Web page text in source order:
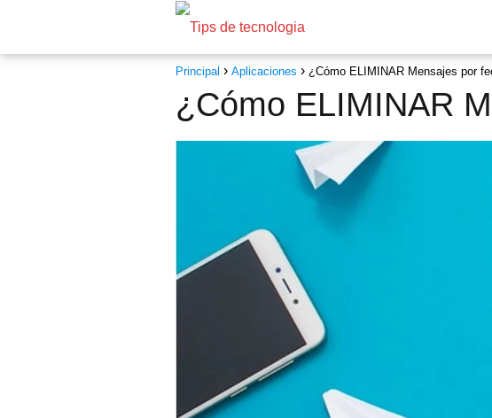
Principal Aplicaciones ¿Cómo ELIMINAR Mensajes por
¿Cómo ELIMINAR